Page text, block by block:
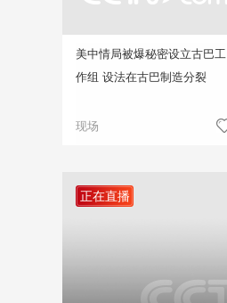
美中情局被爆秘密设立古巴工
作组 设法在古巴制造分裂
现场
正在直播